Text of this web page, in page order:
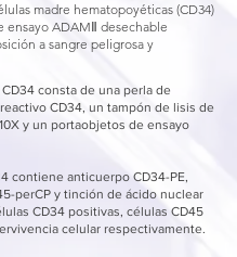
madre hematopoyéticas (CD34)
ensayo ADAMⅡ desechable
a sangre peligrosa y
consta de una perla de
CD34, un tampón de lisis de
y un portaobjetos de ensayo
contiene anticuerpo CD34-PE,
perCP y tinción de ácido nuclear
CD34 positivas, células CD45
celular respectivamente.